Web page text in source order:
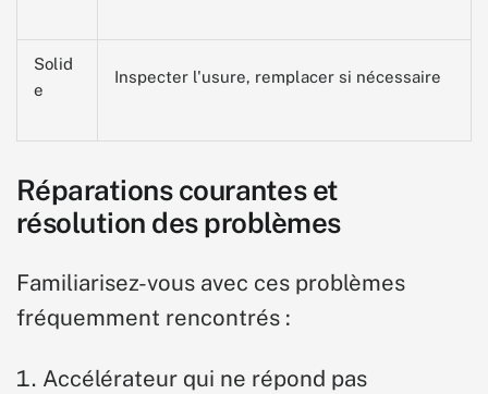
Solid
e
Inspecter l'usure, remplacer si nécessaire
Réparations courantes et
résolution des problèmes
Familiarisez-vous avec ces problèmes
fréquemment rencontrés :
Accélérateur qui ne répond pas